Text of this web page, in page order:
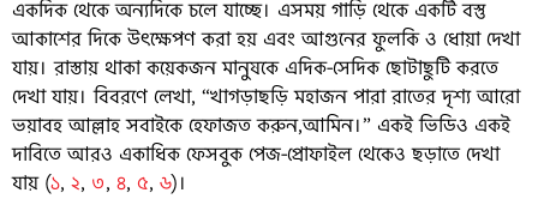
একদিক থেকে অন্যদিকে চলে যাচ্ছে। এসময় গাড়ি থেকে একটি বস্তু
আকাশের দিকে উৎক্ষেপণ করা হয় এবং আগুনের ফুলকি ও ধোয়া দেখা
যায়। রাস্তায় থাকা কয়েকজন মানুষকে এদিক-সেদিক ছোটাছুটি করতে
দেখা যায়। বিবরণে লেখা, “খাগড়াছড়ি মহাজন পারা রাতের দৃশ্য আরো
ভয়াবহ আল্লাহ সবাইকে হেফাজত করুন,আমিন।” একই ভিডিও একই
দাবিতে আরও একাধিক ফেসবুক পেজ-প্রোফাইল থেকেও ছড়াতে দেখা
যায় (১, ২, ৩, ৪, ৫, ৬)।